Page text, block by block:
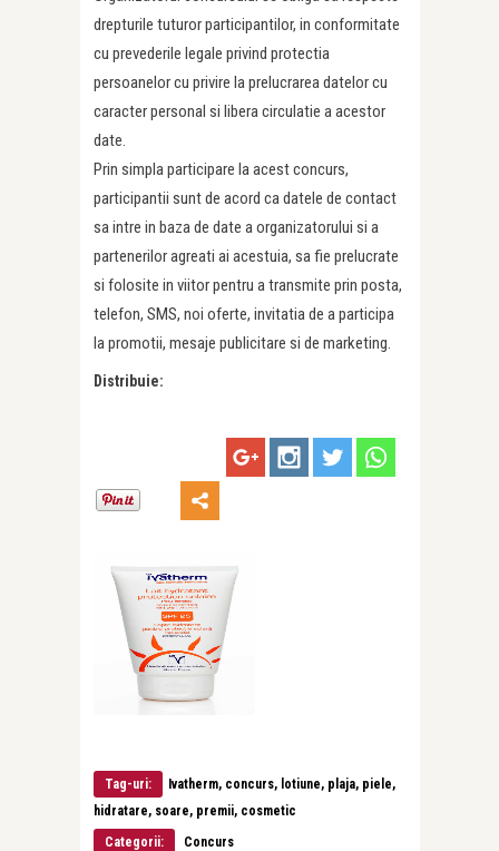
drepturile tuturor participantilor, in conformitate
cu prevederile legale privind protectia
persoanelor cu privire la prelucrarea datelor cu
caracter personal si libera circulatie a acestor
date.
Prin simpla participare la acest concurs,
participantii sunt de acord ca datele de contact
sa intre in baza de date a organizatorului si a
partenerilor agreati ai acestuia, sa fie prelucrate
si folosite in viitor pentru a transmite prin posta,
telefon, SMS, noi oferte, invitatia de a participa
la promotii, mesaje publicitare si de marketing.
Distribuie:
Tag-uri:
Ivatherm, concurs, lotiune, plaja, piele,
hidratare, soare, premii, cosmetic
Categorii:
Concurs